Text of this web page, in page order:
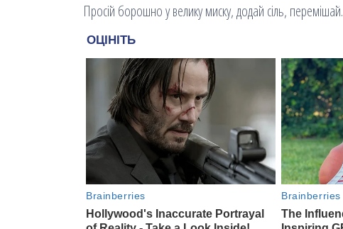
Просій борошно у велику миску, додай сіль, перемішай.